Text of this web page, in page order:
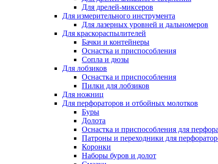
Для дрелей-миксеров
Для измерительного инструмента
Для лазерных уровней и дальномеров
Для краскораспылителей
Бачки и контейнеры
Оснастка и приспособления
Сопла и дюзы
Для лобзиков
Оснастка и приспособления
Пилки для лобзиков
Для ножниц
Для перфораторов и отбойных молотков
Буры
Долота
Оснастка и приспособления для
Патроны и переходники для
Коронки
Наборы буров и долот